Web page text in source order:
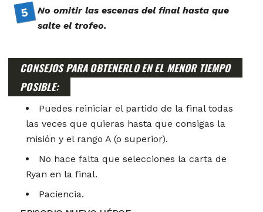
No omitir las escenas del final hasta que
salte el trofeo.
CONSEJOS PARA OBTENERLO EN EL MENOR TIEMPO
POSIBLE:
Puedes reiniciar el partido de la final todas
las veces que quieras hasta que consigas la
misión y el rango A (o superior).
No hace falta que selecciones la carta de
Ryan en la final.
Paciencia.